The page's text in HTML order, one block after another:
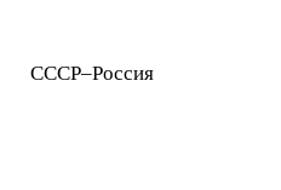
СССР–Россия